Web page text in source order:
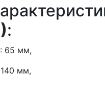
:
65 мм,
мм,